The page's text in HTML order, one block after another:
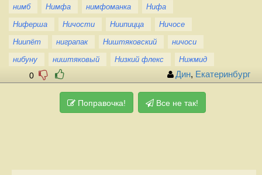
нимб Нимфа нимфоманка
Нифа
Ниферша
Ничости Ниипицца
Ничосе
Ниипёт
ниграпак Ништяковский
ничоси
нибуну
ништяковый Низкий флекс Нижмид
0 Дин, Екатеринбург
Поправочка! Все не так!